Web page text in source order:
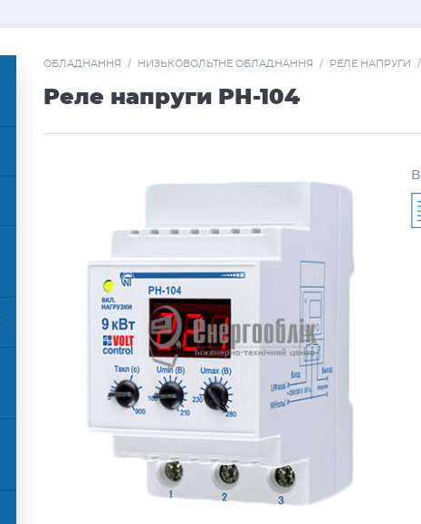
ОБЛАДНАННЯ / НИЗЬКОВОЛЬТНЕ ОБЛАДНАННЯ / РЕЛЕ НАПРУГИ /
Реле напруги РН-104